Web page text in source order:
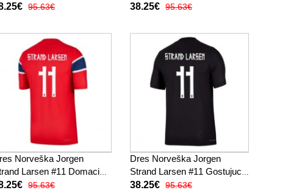
Rukav
95.63€
2026 Kratak Rukav
38.25€ 95.63€
Norveška Jorgen
Larsen #11 Domaci
2026 Kratak Rukav
95.63€
Dres Norveška Jorgen
Strand Larsen #11 Gostujuci
SP 2026 Kratak Rukav
38.25€ 95.63€